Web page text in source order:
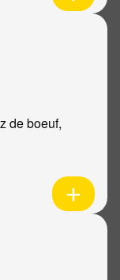
de boeuf,